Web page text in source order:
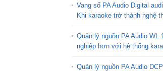
Vang số PA Audio Digital
Khi karaoke trở thành nghệ
Quản lý nguồn PA Audio WL
nghiệp hơn với hệ thống
Quản lý nguồn PA Audio